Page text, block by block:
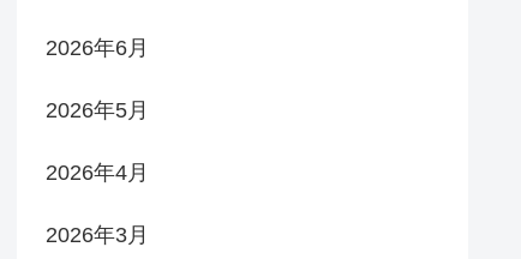
2026年6月
2026年5月
2026年4月
2026年3月